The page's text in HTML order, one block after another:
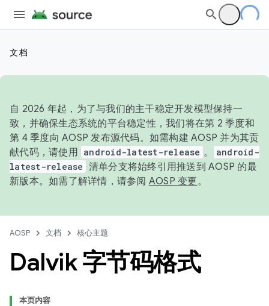
文档
自 2026 年起，为了与我们的主干稳定开发模型保持一
致，并确保生态系统的平台稳定性，我们将在第 2 季度和
第 4 季度向 AOSP 发布源代码。如需构建 AOSP 并为其贡
献代码，请使用 android-latest-release 。
android-
latest-release 清单分支将始终引用推送到 AOSP 的最
新版本。如需了解详情，请参阅 AOSP 变更。
AOSP 文档 核心主题
Dalvik 字节码格式
本页内容